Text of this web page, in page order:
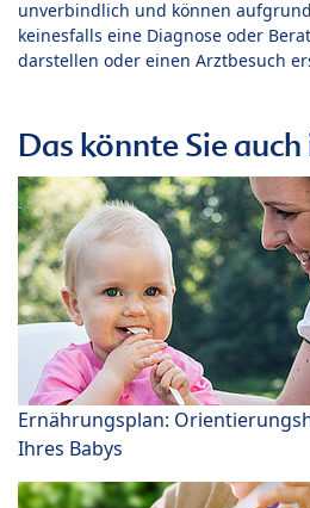
unverbindlich und können
keinesfalls eine Diagnose oder
darstellen oder einen Arztbesuch
Das könnte Sie
Ernährungsplan:
Ihres Babys